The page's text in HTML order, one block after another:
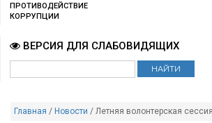
ПРОТИВОДЕЙСТВИЕ
КОРРУПЦИИ
ВЕРСИЯ ДЛЯ СЛАБОВИДЯЩИХ
Главная / Новости / Летняя волонтерская